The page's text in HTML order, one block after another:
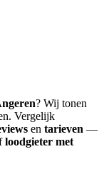
? Wij tonen
. Vergelijk
en tarieven —
loodgieter met